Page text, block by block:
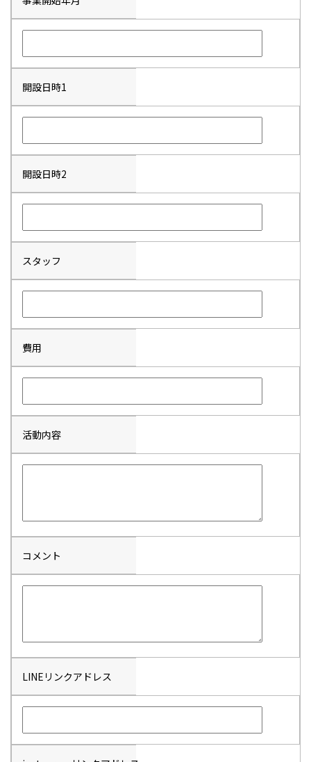
開設日時1
開設日時2
スタッフ
費用
活動内容
コメント
LINEリンクアドレス